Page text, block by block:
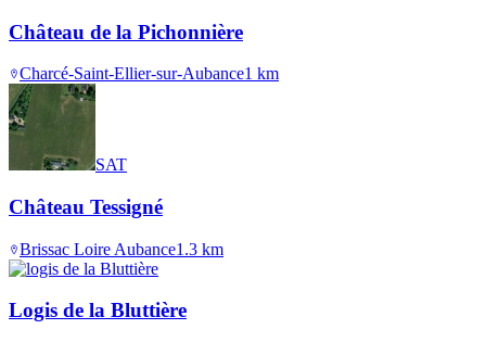
Château de la Pichonnière
Charcé-Saint-Ellier-sur-Aubance1 km
SAT
Château Tessigné
Brissac Loire Aubance1.3 km
Logis de la Bluttière